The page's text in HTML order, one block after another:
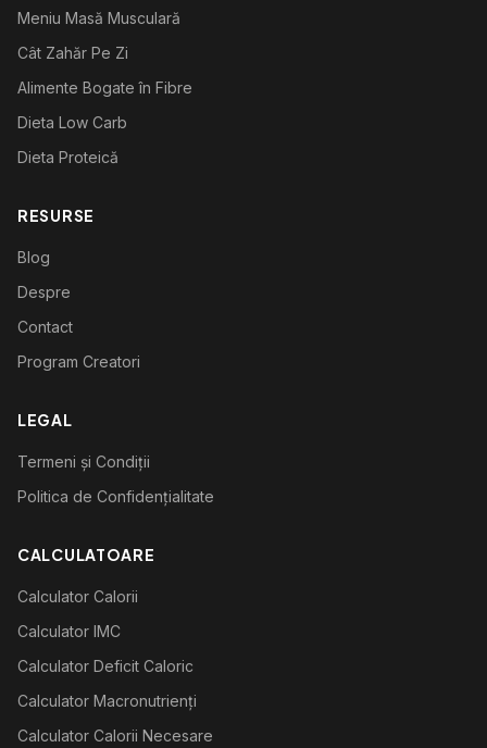
Meniu Masă Musculară
Cât Zahăr Pe Zi
Alimente Bogate în Fibre
Dieta Low Carb
Dieta Proteică
RESURSE
Blog
Despre
Contact
Program Creatori
LEGAL
Termeni și Condiții
Politica de Confidențialitate
CALCULATOARE
Calculator Calorii
Calculator IMC
Calculator Deficit Caloric
Calculator Macronutrienți
Calculator Calorii Necesare